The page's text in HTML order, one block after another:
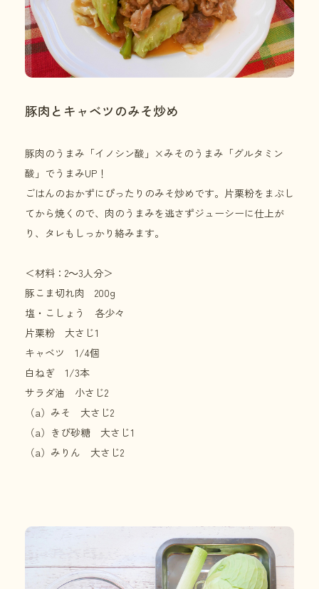
豚肉とキャベツのみそ炒め
豚肉のうまみ「イノシン酸」×みそのうまみ「グルタミン
酸」でうまみUP！
ごはんのおかずにぴったりのみそ炒めです。片栗粉をまぶし
てから焼くので、肉のうまみを逃さずジューシーに仕上が
り、タレもしっかり絡みます。
＜材料：2～3人分＞
豚こま切れ肉 200g
塩・こしょう 各少々
片栗粉 大さじ1
キャベツ 1/4個
白ねぎ 1/3本
サラダ油 小さじ2
（a）みそ 大さじ2
（a）きび砂糖 大さじ1
（a）みりん 大さじ2